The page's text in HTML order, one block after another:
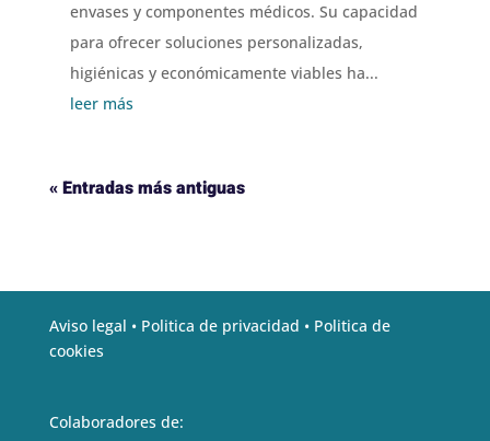
envases y componentes médicos. Su capacidad
para ofrecer soluciones personalizadas,
higiénicas y económicamente viables ha...
leer más
« Entradas más antiguas
Aviso legal • Politica de privacidad • Politica de
cookies
Colaboradores de: